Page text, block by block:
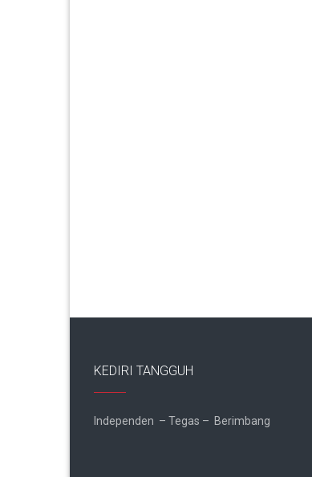
KEDIRI TANGGUH
Independen – Tegas – Berimbang